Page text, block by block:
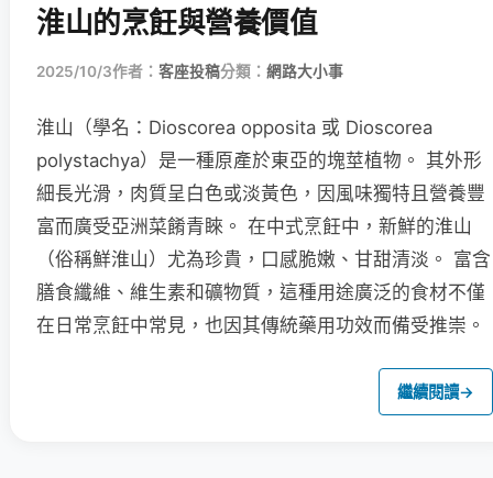
淮山的烹飪與營養價值
2025/10/3作者： 客座投稿分類： 網路大小事
淮山（學名：Dioscorea opposita 或 Dioscorea
polystachya）是一種原產於東亞的塊莖植物。 其外形
細長光滑，肉質呈白色或淡黃色，因風味獨特且營養豐
富而廣受亞洲菜餚青睞。 在中式烹飪中，新鮮的淮山
（俗稱鮮淮山）尤為珍貴，口感脆嫩、甘甜清淡。 富含
膳食纖維、維生素和礦物質，這種用途廣泛的食材不僅
在日常烹飪中常見，也因其傳統藥用功效而備受推崇。
繼續閱讀→